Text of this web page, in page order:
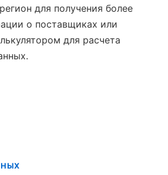
для получения более
о поставщиках или
для расчета